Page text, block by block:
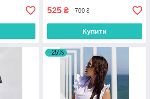
525 ₴ 700 ₴
Купити
–25%